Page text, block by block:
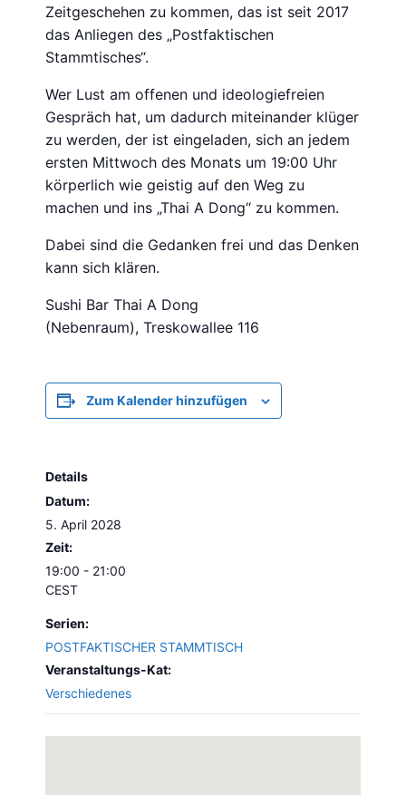
Zeitgeschehen zu kommen, das ist seit 2017
das Anliegen des „Postfaktischen
Stammtisches“.
Wer Lust am offenen und ideologiefreien
Gespräch hat, um dadurch miteinander klüger
zu werden, der ist eingeladen, sich an jedem
ersten Mittwoch des Monats um 19:00 Uhr
körperlich wie geistig auf den Weg zu
machen und ins „Thai A Dong“ zu kommen.
Dabei sind die Gedanken frei und das Denken
kann sich klären.
Sushi Bar Thai A Dong
(Nebenraum), Treskowallee 116
Zum Kalender hinzufügen
Details
Datum:
5. April 2028
Zeit:
19:00 - 21:00
CEST
Serien:
POSTFAKTISCHER STAMMTISCH
Veranstaltungs-Kat:
Verschiedenes